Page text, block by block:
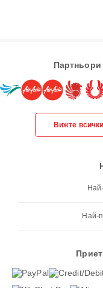
Партньори
Вижте
Най-